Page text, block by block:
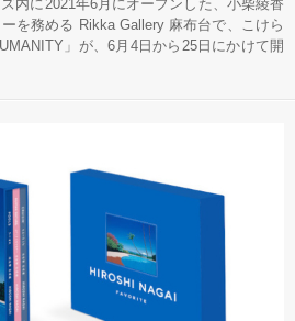
内に2021年6月にオープンした、小柴綾香
を務める Rikka Gallery 麻布台で、こけら
」が、6月4日から25日にかけて開